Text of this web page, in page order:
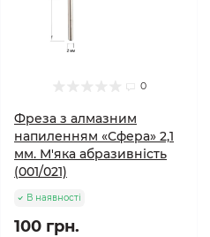
0
Фреза з алмазним
напиленням «Сфера» 2,1
мм. М'яка абразивність
(001/021)
В наявності
100 грн.